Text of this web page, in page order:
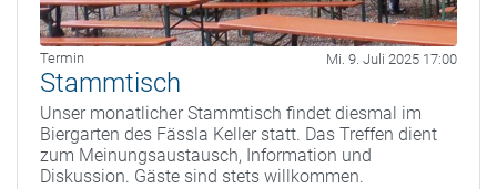
Termin Mi. 9. Juli 2025 17:00
Stammtisch
Unser monatlicher Stammtisch findet diesmal im
Biergarten des Fässla Keller statt. Das Treffen dient
zum Meinungsaustausch, Information und
Diskussion. Gäste sind stets willkommen.